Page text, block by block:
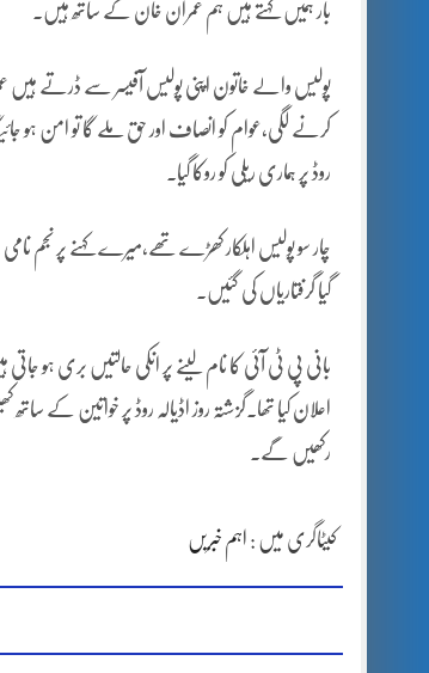
بار ہمیں کہتے ہیں ہم عمران خان کے ساتھ ہیں۔
روڈ پر ہماری ریلی کو روکا گیا۔
چار سو پولیس اہلکار کھڑے تھے،میرے کہنے پر نجم نامی
گیا گرفتاریاں کی گئیں۔
بانی پی ٹی آئی کا نام لینے پر انکی حالتیں بری ہو
اعلان کیا تھا۔گزشتہ روز اڈیالہ روڈ پر خواتین کے ساتھ
رکھیں گے۔
کیٹاگری میں : اہم خبریں